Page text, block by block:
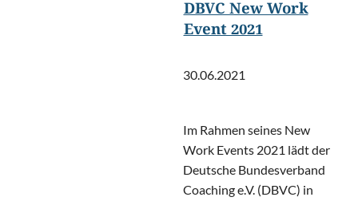
DBVC New Work
Event 2021
30.06.2021
Im Rahmen seines New
Work Events 2021 lädt der
Deutsche Bundesverband
Coaching e.V. (DBVC) in